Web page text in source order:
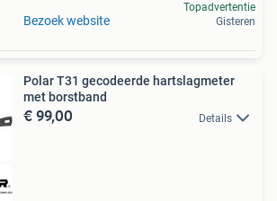
Bezoek website
Topadvertentie
Gisteren
Polar T31 gecodeerde hartslagmeter
met borstband
€ 99,00 Details